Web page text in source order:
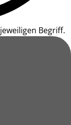
Begriff.